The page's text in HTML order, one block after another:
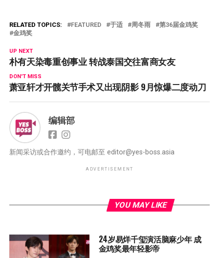
RELATED TOPICS: FEATURED 于适 周冬雨
第36届金鸡奖
金鸡奖
UP NEXT
朴有天染毒重创事业 转战泰国交往富商女友
DON'T MISS
萧亚轩才开髋关节手术又出现阴影 9月惊爆二度动刀
编辑部
新闻采访或合作邀约，可电邮至 editor@yes-boss.asia
ADVERTISEMENT
YOU MAY LIKE
24岁易烊千玺演活脑麻少年 成
金鸡奖最年轻影帝